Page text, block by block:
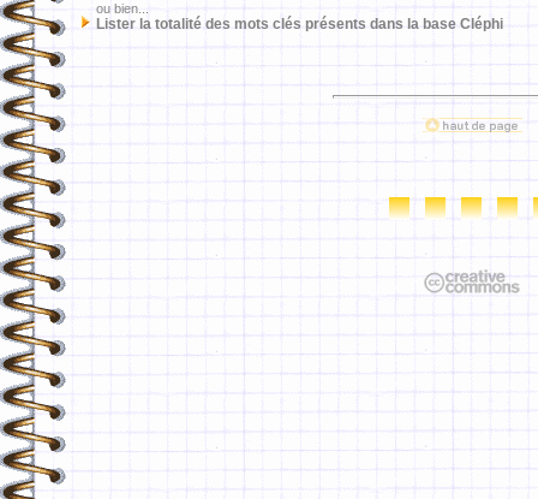
ou bien...
Lister la totalité des mots clés présents dans la base Cléphi